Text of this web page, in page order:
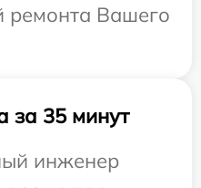
ремонта Вашего
за 35 минут
инженер